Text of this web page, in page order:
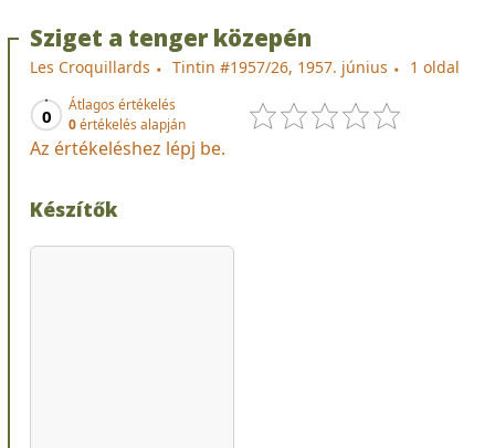
Sziget a tenger közepén
Les Croquillards Tintin #1957/26, 1957. június 1 oldal
0
Átlagos értékelés
0értékelés alapján
Az értékeléshez lépj be.
Készítők